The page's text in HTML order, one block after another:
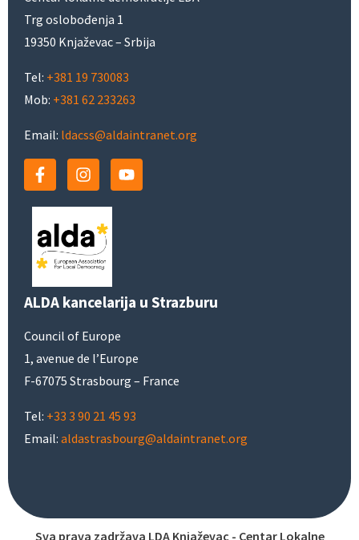
Trg oslobođenja 1
19350 Knjaževac – Srbija
Tel: +381 19 730083
Mob: +381 62 233263
Email: ldacss@aldaintranet.org
ALDA kancelarija u Strazburu
Council of Europe
1, avenue de l’Europe
F-67075 Strasbourg – France
Tel: +33 3 90 21 45 93
Email: aldastrasbourg@aldaintranet.org
Sva prava zadržava LDA Knjaževac - Centar Lokalne